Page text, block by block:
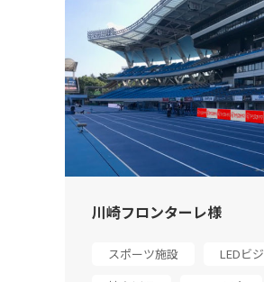
川崎フロンターレ様
スポーツ施設
LEDビ